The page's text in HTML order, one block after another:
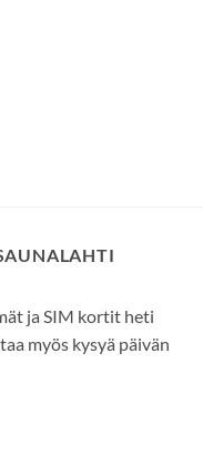
ja SIM kortit heti
myös kysyä päivän